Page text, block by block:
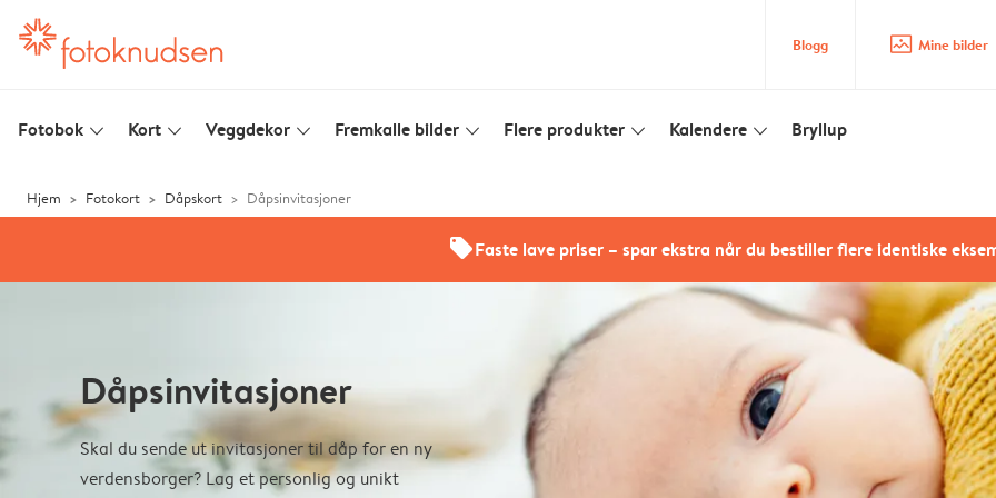
Blogg image_placeholder Mine bilder
Fotobok slim_arrow_down Kort slim_arrow_down Veggdekor slim_arrow_down Fremkalle bilder slim_arrow_down Flere produkter slim_arrow_down Kalendere slim_arrow_down Bryllup
Hjem Fotokort Dåpskort Dåpsinvitasjoner
offersFaste lave priser – spar ekstra når du bestiller flere identiske
Dåpsinvitasjoner
Skal du sende ut invitasjoner til dåp for en ny
verdensborger? Lag et personlig og unikt